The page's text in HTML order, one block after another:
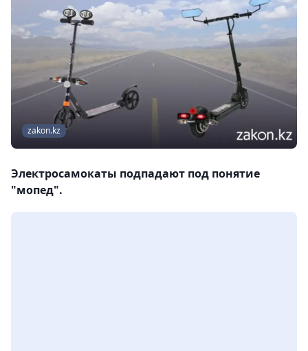
zakon.kz
Электросамокаты подпадают под понятие
"мопед".